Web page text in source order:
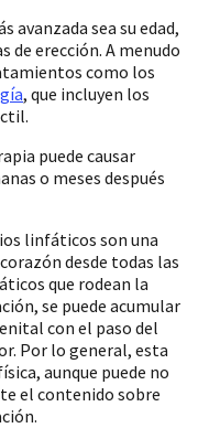
avanzada sea su edad,
de erección. A menudo
como los
, que incluyen los
puede causar
o meses después
linfáticos son una
desde todas las
que rodean la
se puede acumular
con el paso del
Por lo general, esta
aunque puede no
el contenido sobre